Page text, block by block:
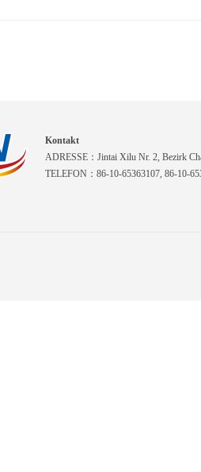
Kontakt
ADRESSE：Jintai Xilu Nr. 2, Bezirk
TELEFON：86-10-65363107, 86-10-